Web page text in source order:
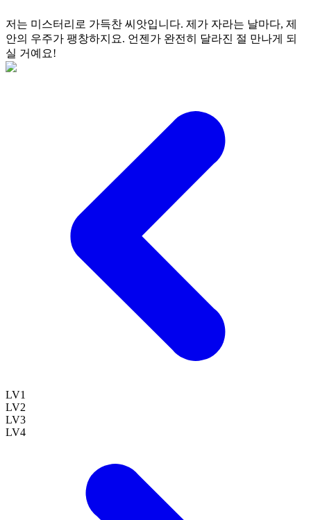
저는 미스터리로 가득찬 씨앗입니다. 제가 자라는 날마다, 제
안의 우주가 팽창하지요. 언젠가 완전히 달라진 절 만나게 되
실 거예요!
LV1
LV2
LV3
LV4